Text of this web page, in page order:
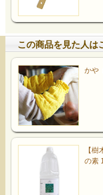
この商品を見た人は
かや
【
の素